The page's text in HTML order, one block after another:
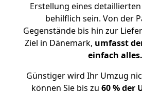
Erstellung eines
behilflich sein. Von der
Gegenstände bis hin zur
Ziel in Dänemark, umfasst
einfach alles.
Günstiger wird Ihr Umzug
können Sie bis zu 60 % der